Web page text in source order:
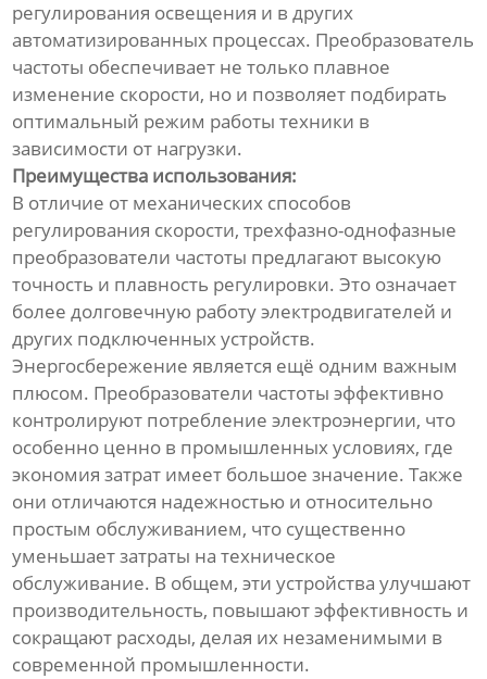
регулирования освещения и в других
автоматизированных процессах. Преобразователь
частоты обеспечивает не только плавное
изменение скорости, но и позволяет подбирать
оптимальный режим работы техники в
зависимости от нагрузки.
Преимущества использования:
В отличие от механических способов
регулирования скорости, трехфазно-однофазные
преобразователи частоты предлагают высокую
точность и плавность регулировки. Это означает
более долговечную работу электродвигателей и
других подключенных устройств.
Энергосбережение является ещё одним важным
плюсом. Преобразователи частоты эффективно
контролируют потребление электроэнергии, что
особенно ценно в промышленных условиях, где
экономия затрат имеет большое значение. Также
они отличаются надежностью и относительно
простым обслуживанием, что существенно
уменьшает затраты на техническое
обслуживание. В общем, эти устройства улучшают
производительность, повышают эффективность и
сокращают расходы, делая их незаменимыми в
современной промышленности.